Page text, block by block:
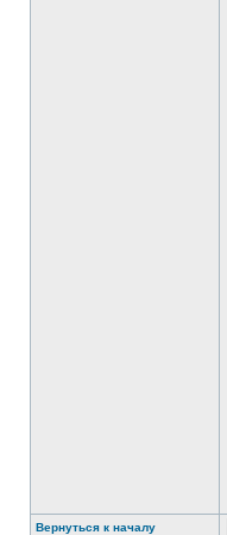
Вернуться к началу